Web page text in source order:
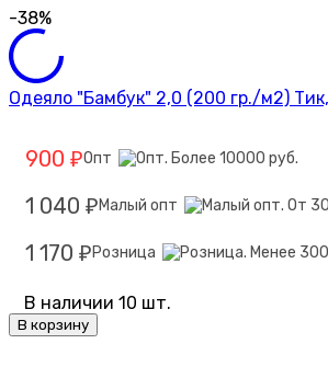
-38%
Одеяло "Бамбук" 2,0 (200 гр./м2)
900 ₽Опт
1 040 ₽ Малый опт
1 170 ₽ Розница
В наличии 10 шт.
В корзину